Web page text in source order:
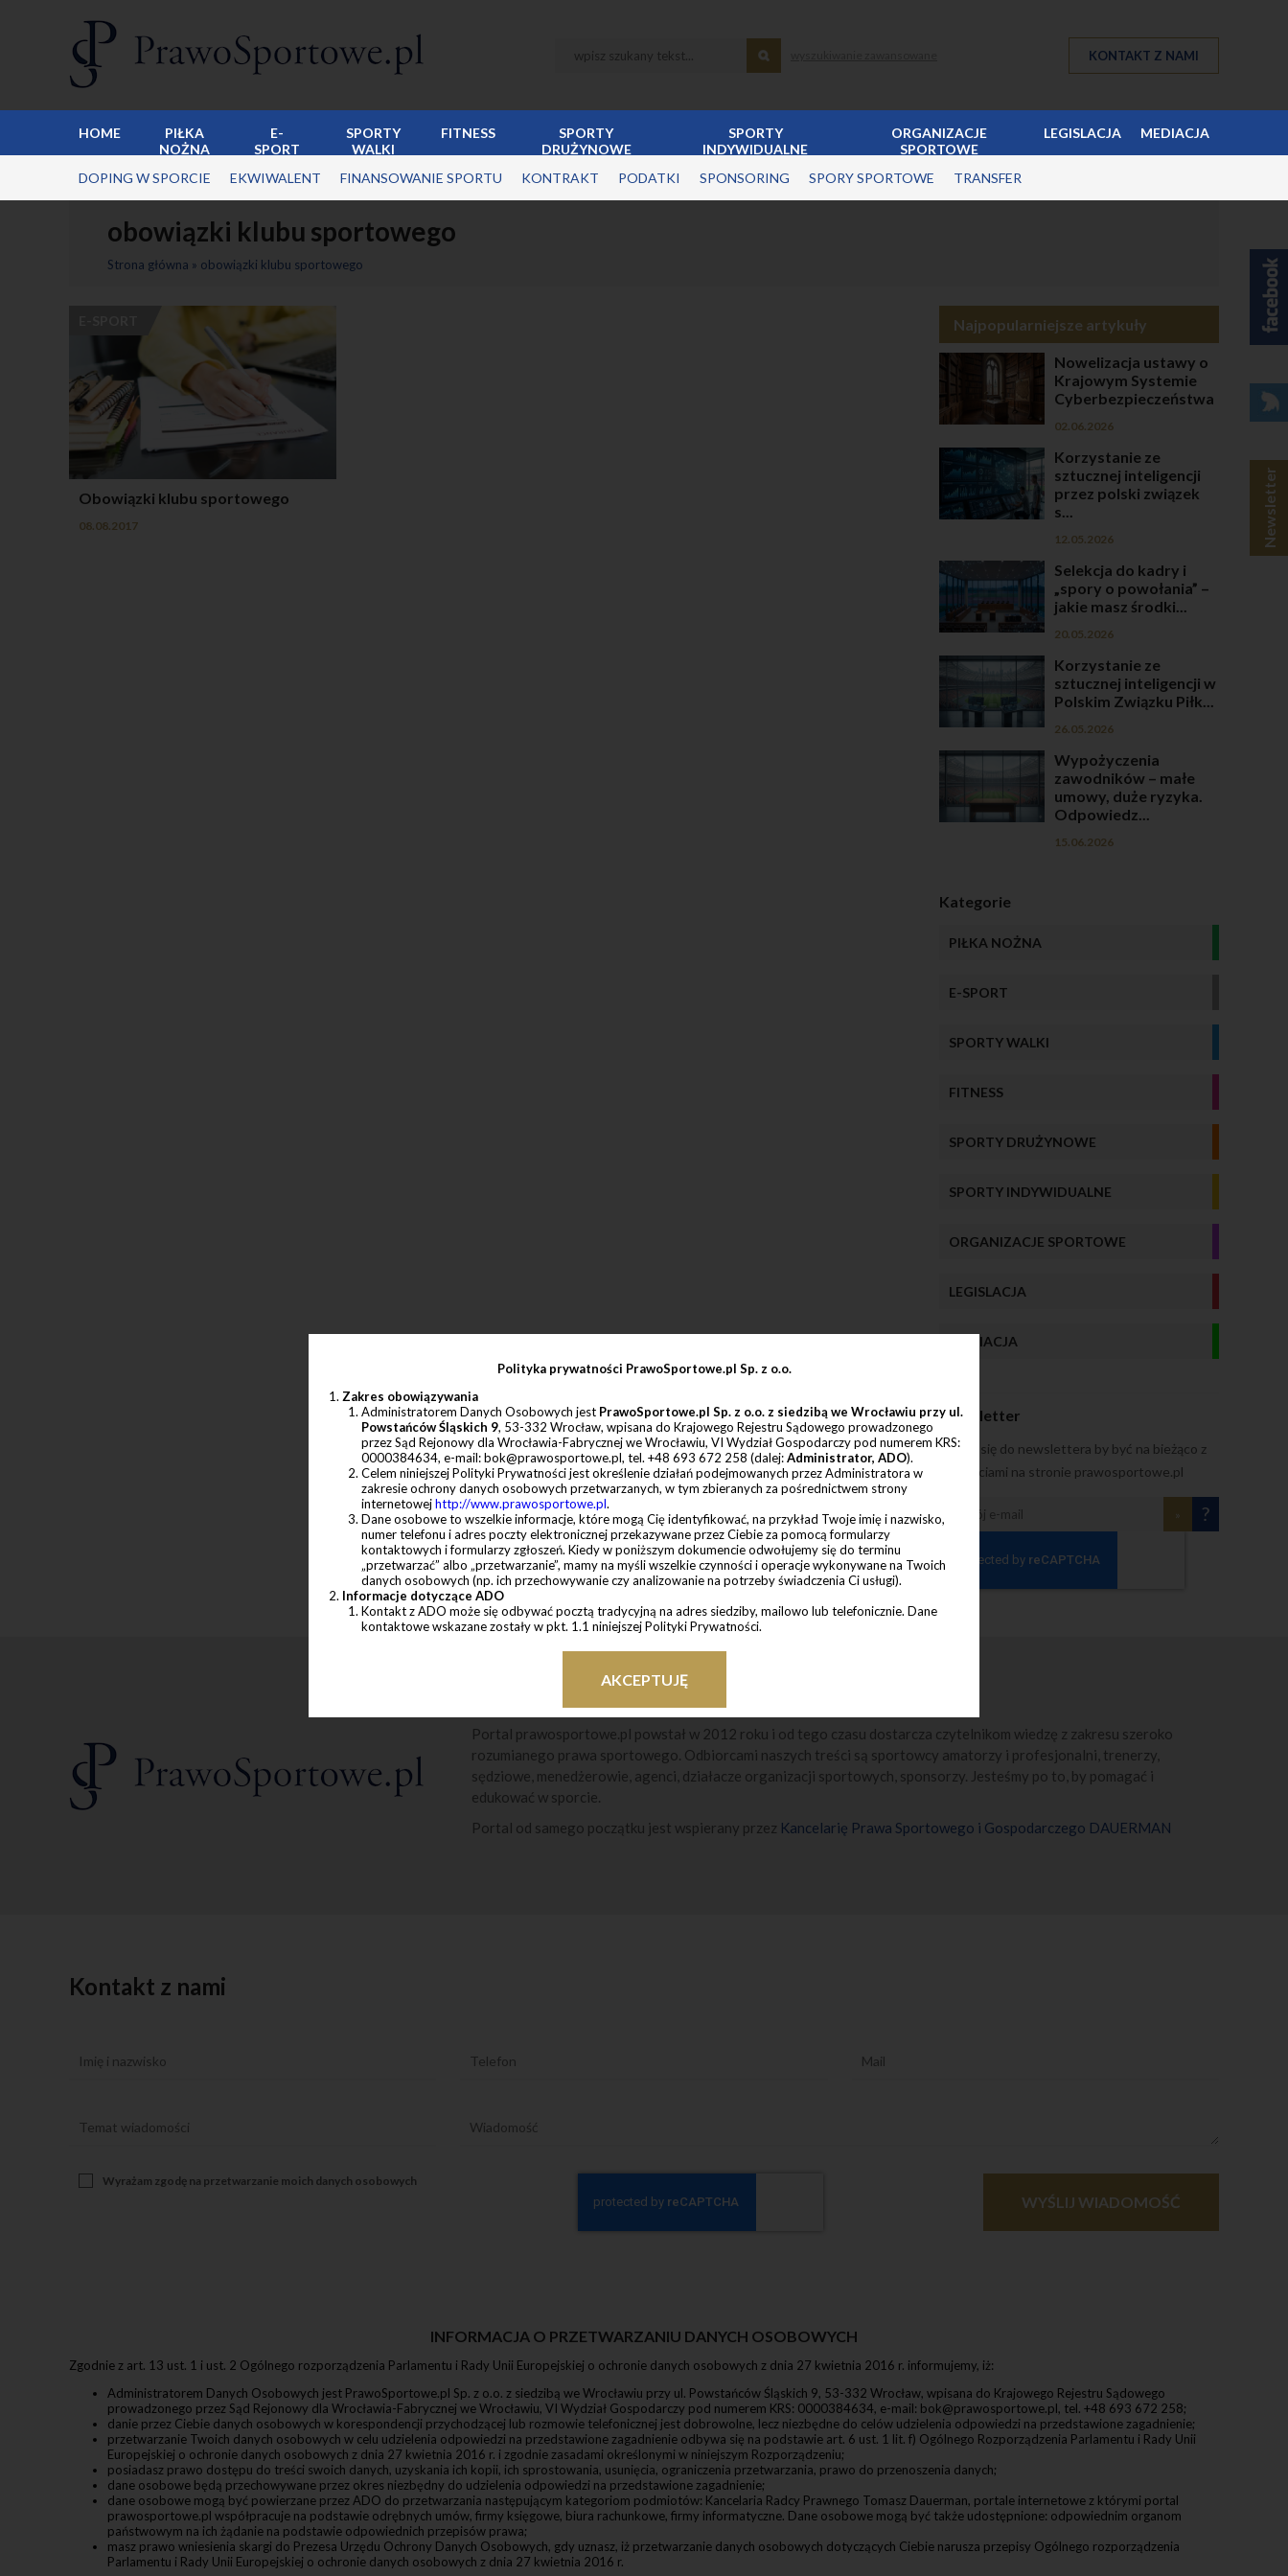
KONTAKT Z NAMI
HOME
PIŁKA
NOŻNA
E-
SPORT
SPORTY
WALKI
FITNESS
SPORTY
DRUŻYNOWE
SPORTY
INDYWIDUALNE
ORGANIZACJE
SPORTOWE
LEGISLACJA MEDIACJA
DOPING W SPORCIE EKWIWALENT FINANSOWANIE SPORTU KONTRAKT PODATKI SPONSORING SPORY SPORTOWE TRANSFER
Newsletter
obowiązki klubu sportowego
Strona główna » obowiązki klubu sportowego
Obowiązki klubu sportowego
08.08.2017
Najpopularniejsze artykuły
Nowelizacja ustawy o
Krajowym Systemie
Cyberbezpieczeństwa
02.06.2026
Korzystanie ze
sztucznej inteligencji
przez polski związek
s...
12.05.2026
Selekcja do kadry i
„spory o powołania” –
jakie masz środki...
20.05.2026
Korzystanie ze
sztucznej inteligencji w
Polskim Związku Piłk...
26.05.2026
Wypożyczenia
zawodników – małe
umowy, duże ryzyka.
Odpowiedz...
15.06.2026
Kategorie
PIŁKA NOŻNA
E-SPORT
SPORTY WALKI
FITNESS
SPORTY DRUŻYNOWE
SPORTY INDYWIDUALNE
ORGANIZACJE SPORTOWE
LEGISLACJA
MEDIACJA
Newsletter
Zapisz się do newslettera by być na bieżąco z
nowościami na stronie prawosportowe.pl
» ?
Portal prawosportowe.pl powstał w 2012 roku i od tego czasu dostarcza czytelnikom wiedzę z zakresu szeroko
rozumianego prawa sportowego. Odbiorcami naszych treści są sportowcy amatorzy i profesjonalni, trenerzy,
sędziowe, menedżerowie, agenci, działacze organizacji sportowych, sponsorzy. Jesteśmy po to, by pomagać i
edukować w sporcie.
Portal od samego początku jest wspierany przez Kancelarię Prawa Sportowego i Gospodarczego DAUERMAN
Kontakt z nami
Wyrażam zgodę na przetwarzanie moich danych osobowych
WYŚLIJ WIADOMOŚĆ
INFORMACJA O PRZETWARZANIU DANYCH OSOBOWYCH
Zgodnie z art. 13 ust. 1 i ust. 2 Ogólnego rozporządzenia Parlamentu i Rady Unii Europejskiej o ochronie danych osobowych z dnia 27 kwietnia 2016 r. informujemy, iż:
Administratorem Danych Osobowych jest PrawoSportowe.pl Sp. z o.o. z siedzibą we Wrocławiu przy ul. Powstańców Śląskich 9, 53-332 Wrocław, wpisana do Krajowego Rejestru Sądowego
prowadzonego przez Sąd Rejonowy dla Wrocławia-Fabrycznej we Wrocławiu, VI Wydział Gospodarczy pod numerem KRS: 0000384634, e-mail: bok@prawosportowe.pl, tel. +48 693 672 258;
danie przez Ciebie danych osobowych w korespondencji przychodzącej lub rozmowie telefonicznej jest dobrowolne, lecz niezbędne do celów udzielenia odpowiedzi na przedstawione zagadnienie;
przetwarzanie Twoich danych osobowych w celu udzielenia odpowiedzi na przedstawione zagadnienie odbywa się na podstawie art. 6 ust. 1 lit. f) Ogólnego Rozporządzenia Parlamentu i Rady Unii
Europejskiej o ochronie danych osobowych z dnia 27 kwietnia 2016 r. i zgodnie zasadami określonymi w niniejszym Rozporządzeniu;
posiadasz prawo dostępu do treści swoich danych, uzyskania ich kopii, ich sprostowania, usunięcia, ograniczenia przetwarzania, prawo do przenoszenia danych;
dane osobowe będą przechowywane przez okres niezbędny do udzielenia odpowiedzi na przedstawione zagadnienie;
dane osobowe mogą być powierzane przez ADO do przetwarzania następującym kategoriom podmiotów: Kancelaria Radcy Prawnego Tomasz Dauerman, portale internetowe z którymi portal
prawosportowe.pl współpracuje na podstawie odrębnych umów, firmy księgowe, biura rachunkowe, firmy informatyczne. Dane osobowe mogą być także udostępnione: odpowiednim organom
państwowym na ich żądanie na podstawie odpowiednich przepisów prawa;
masz prawo wniesienia skargi do Prezesa Urzędu Ochrony Danych Osobowych, gdy uznasz, iż przetwarzanie danych osobowych dotyczących Ciebie narusza przepisy Ogólnego rozporządzenia
Parlamentu i Rady Unii Europejskiej o ochronie danych osobowych z dnia 27 kwietnia 2016 r.
Polityka prywatności PrawoSportowe.pl Sp. z o.o.
Zakres obowiązywania
Administratorem Danych Osobowych jest PrawoSportowe.pl Sp. z o.o. z siedzibą we Wrocławiu przy ul.
Powstańców Śląskich 9, 53-332 Wrocław, wpisana do Krajowego Rejestru Sądowego prowadzonego
przez Sąd Rejonowy dla Wrocławia-Fabrycznej we Wrocławiu, VI Wydział Gospodarczy pod numerem KRS:
0000384634, e-mail: bok@prawosportowe.pl, tel. +48 693 672 258 (dalej:Administrator, ADO).
Celem niniejszej Polityki Prywatności jest określenie działań podejmowanych przez Administratora w
zakresie ochrony danych osobowych przetwarzanych, w tym zbieranych za pośrednictwem strony
internetowejhttp://www.prawosportowe.pl.
Dane osobowe to wszelkie informacje, które mogą Cię identyfikować, na przykład Twoje imię i nazwisko,
numer telefonu i adres poczty elektronicznej przekazywane przez Ciebie za pomocą formularzy
kontaktowych i formularzy zgłoszeń. Kiedy w poniższym dokumencie odwołujemy się do terminu
„przetwarzać” albo „przetwarzanie”, mamy na myśli wszelkie czynności i operacje wykonywane na Twoich
danych osobowych (np. ich przechowywanie czy analizowanie na potrzeby świadczenia Ci usługi).
Informacje dotyczące ADO
Kontakt z ADO może się odbywać pocztą tradycyjną na adres siedziby, mailowo lub telefonicznie. Dane
kontaktowe wskazane zostały w pkt. 1.1 niniejszej Polityki Prywatności.
Dane osobowe osób fizycznych korzystających z formularzy kontaktowych i formularzy zgłoszeń (dalej
) przetwarzane są w celu:
zawarcia i wykonywania umów w ramach usług prowadzonych przez ADO (art. 6 ust. 1 lit. b) RODO);
udzielonej zgody (art. 6 ust. 1 lit. a) RODO);
udzielenia odpowiedzi na przedstawione zagadnienie, co stanowi nasz prawnie uzasadniony interes (art.
ewentualnego ustalenia, dochodzenia lub obrony przed roszczeniami, co stanowi nasz prawnie
uzasadniony interes (art. 6 ust. 1 lit. f) RODO).
Dane osobowe przetwarzane są przez następujący okres:
w celu zawarcia i wykonywania umowy – przez okres prowadzenia negocjacji oraz trwania umowy, a po
jej ustaniu do upływu okresów przedawnienia wszelkich roszczeń z niej wynikających,
w celu prowadzenie działań marketingu bezpośredniego w formie e-mailowego newslettera – do czasu
kategoriom podmiotów: Kancelaria Radcy Prawnego Tomasz Dauerman, portale internetowe z którymi
portal prawosportowe.pl współpracuje na podstawie odrębnych umów, firmy księgowe, biura rachunkowe,
Każdy Użytkownik ma prawo dostępu do treści swoich danych i otrzymania ich kopii, ich sprostowania,
Jeżeli przetwarzanie odbywa się na podstawie zgody, Użytkownik ma prawo cofnąć zgodę na przetwarzanie
danych osobowych. Cofnięcie zgody nie będzie wpływać na zgodność z prawem przetwarzania, którego
dokonano na podstawie zgody przed jej wycofaniem.
lub smartphonie podczas gdy odwiedzasz różne strony w internecie. Ciasteczko zazwyczaj zawiera nazwę
strony internetowej, z której pochodzi, „długość życia” ciasteczka (to znaczy czas jego istnienia), oraz
przypadkowo wygenerowany unikalny numer służący do identyfikacji przeglądarki, z jakiej następuje
połączenie ze stroną internetową.
W związku z udostępnianiem zawartości serwisu internetowego prawosportowe.pl stosuje się tzw. cookies,
tj. informacje zapisywane przez serwery na urządzeniu końcowym użytkownika, które serwery mogą
odczytać przy każdorazowym połączeniu się z tego urządzenia końcowego, może także używać innych
technologii o funkcjach podobnych lub tożsamych z cookies. Opisane w niniejszym punkcie Polityki
Prywatności, informacje dotyczące cookies mają zastosowanie również do innych podobnych technologii
stosowanych w ramach naszych serwisów internetowych. Pliki cookies (tzw."ciasteczka") stanowią dane
informatyczne, w szczególności pliki tekstowe, które przechowywane są w urządzeniu końcowym
użytkownika serwisu internetowego prawosportowe.pl. Cookies zazwyczaj zawierają nazwę domeny
serwisu internetowego, z którego pochodzą, czas przechowywania ich na urządzeniu końcowym oraz
unikalny numer.
Pliki cookies wykorzystywane są w celu:
tworzenia statystyk, które pomagają zrozumieć, w jaki sposób użytkownicy serwisu korzystają ze stron
AKCEPTUJĘ